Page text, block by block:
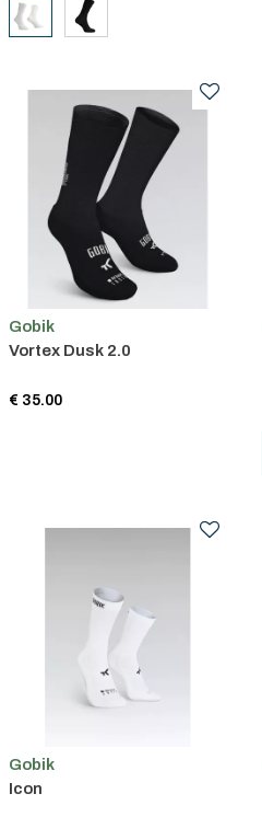
Gobik
Vortex Dusk 2.0
€ 35.00
Gobik
Icon